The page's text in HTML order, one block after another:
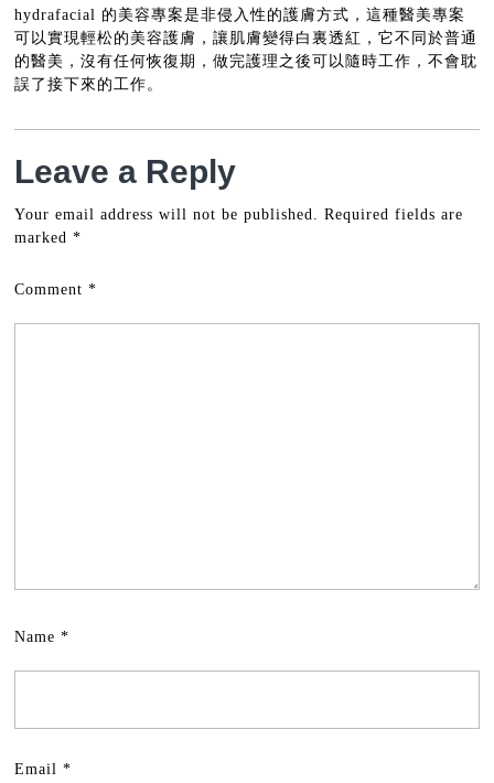
hydrafacial 的美容專案是非侵入性的護膚方式，這種醫美專案
可以實現輕松的美容護膚，讓肌膚變得白裏透紅，它不同於普通
的醫美，沒有任何恢復期，做完護理之後可以隨時工作，不會耽
誤了接下來的工作。
Leave a Reply
Your email address will not be published. Required fields are
marked*
Comment*
Name*
Email*